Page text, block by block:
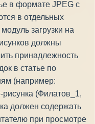
в формате JPEG с
в отдельных
загрузки на
должны
принадлежность
в статье по
(например:
(Филатов_1,
должен содержать
при просмотре